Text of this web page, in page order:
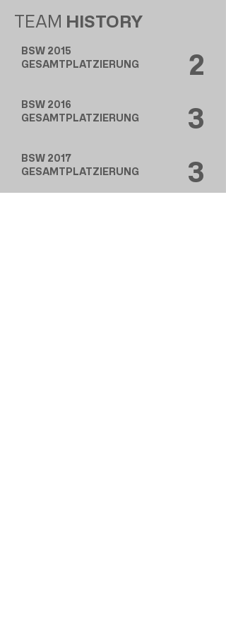
TEAM HISTORY
BSW 2015
GESAMTPLATZIERUNG
2
BSW 2016
GESAMTPLATZIERUNG
3
BSW 2017
GESAMTPLATZIERUNG
3